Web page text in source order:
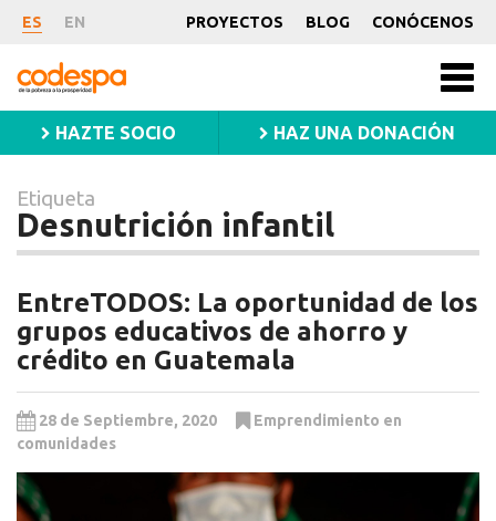
Etiqueta
Desnutrición
infantil
ES EN PROYECTOS BLOG CONÓCENOS
CODESPA
HAZTE SOCIO HAZ UNA DONACIÓN
Etiqueta
Desnutrición infantil
EntreTODOS: La oportunidad de los
grupos educativos de ahorro y
crédito en Guatemala
28 de Septiembre, 2020
Emprendimiento en
comunidades